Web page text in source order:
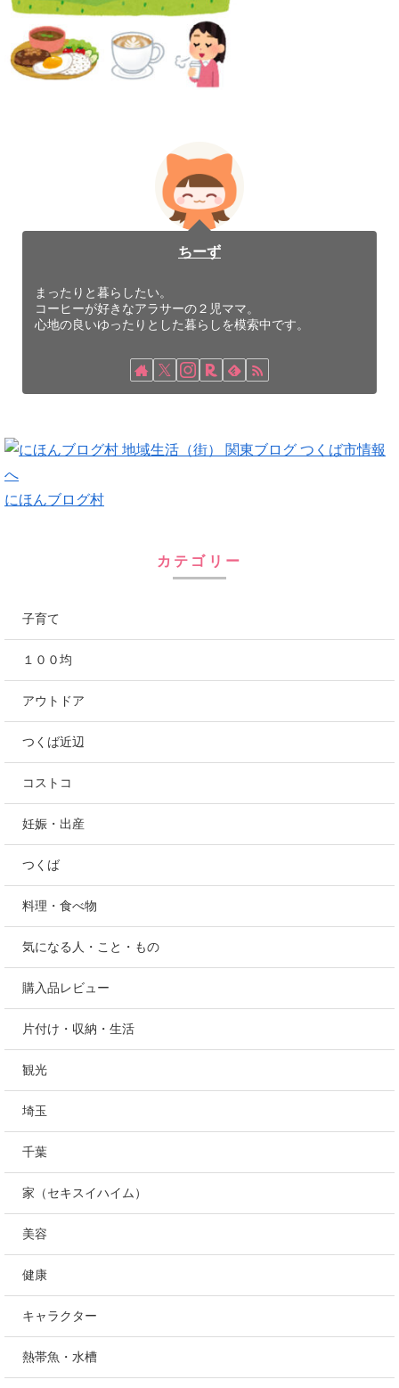
ちーず
まったりと暮らしたい。
コーヒーが好きなアラサーの２児ママ。
にほんブログ村
カテゴリー
子育て
１００均
アウトドア
つくば近辺
コストコ
妊娠・出産
つくば
料理・食べ物
気になる人・こと・もの
購入品レビュー
片付け・収納・生活
観光
埼玉
千葉